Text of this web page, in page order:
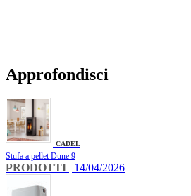
Approfondisci
CADEL
Stufa a pellet Dune 9
PRODOTTI | 14/04/2026